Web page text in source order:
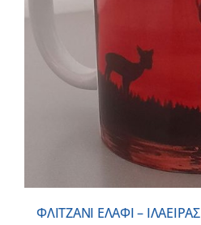
ΦΛΙΤΖΑΝΙ ΕΛΑΦΙ – ΙΛΑΕΙΡΑΣ